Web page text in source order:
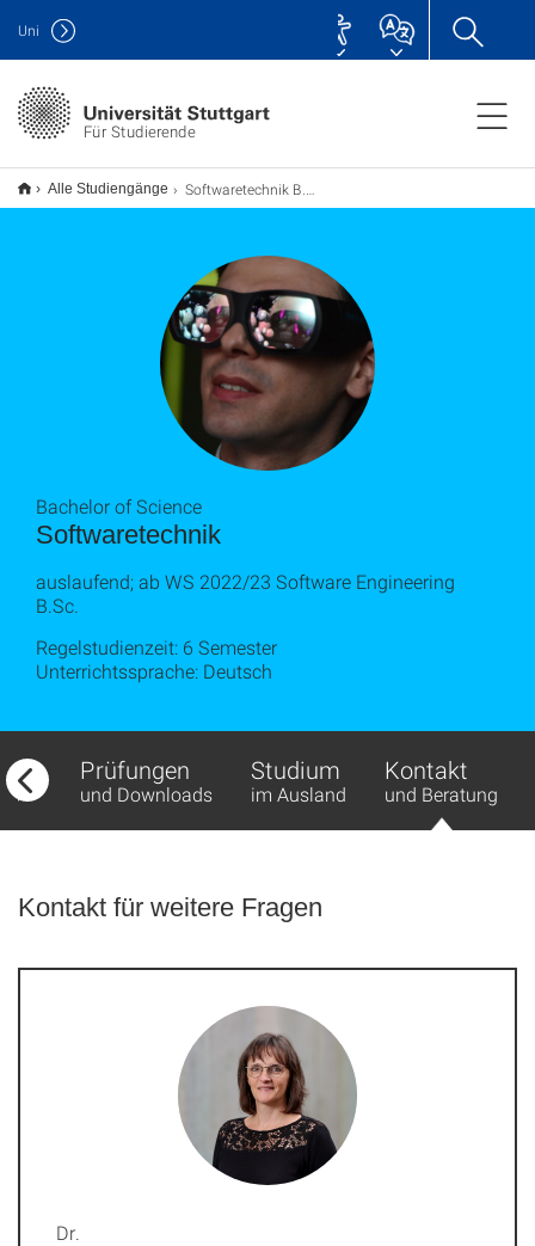
Für Studierende
Uni
Alle Studiengänge Softwaretechnik B.Sc.
Softwaretechnik
Bachelor of Science
auslaufend; ab WS 2022/23 Software Engineering
B.Sc.
Regelstudienzeit: 6 Semester
Unterrichtssprache: Deutsch
Prüfungen
und Downloads
Studium
im Ausland
Kontakt
und Beratung
Kontakt für weitere Fragen
Dr.